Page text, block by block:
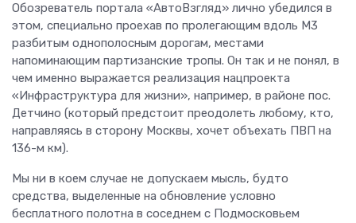
Обозреватель портала «АвтоВзгляд» лично убедился в
этом, специально проехав по пролегающим вдоль М3
разбитым однополосным дорогам, местами
напоминающим партизанские тропы. Он так и не понял, в
чем именно выражается реализация нацпроекта
«Инфраструктура для жизни», например, в районе пос.
Детчино (который предстоит преодолеть любому, кто,
направляясь в сторону Москвы, хочет объехать ПВП на
136-м км).
Мы ни в коем случае не допускаем мысль, будто
средства, выделенные на обновление условно
бесплатного полотна в соседнем с Подмосковьем